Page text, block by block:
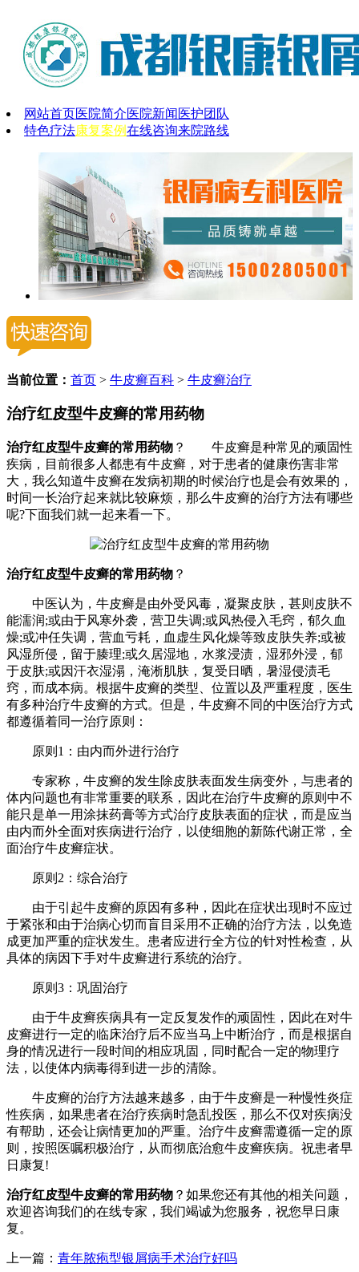
网站首页医院简介医院新闻 医护团队
特色疗法康复案例在线咨询来院路线
当前位置： 首页 > 牛皮癣百科 > 牛皮癣治疗
治疗红皮型牛皮癣的常用药物
治疗红皮型牛皮癣的常用药物 ？ 牛皮癣是种常见的顽固性
疾病，目前很多人都患有牛皮癣，对于患者的健康伤害非常
大，我么知道牛皮癣在发病初期的时候治疗也是会有效果的，
时间一长治疗起来就比较麻烦，那么牛皮癣的治疗方法有哪些
呢?下面我们就一起来看一下。
治疗红皮型牛皮癣的常用药物 ？
中医认为，牛皮癣是由外受风毒，凝聚皮肤，甚则皮肤不
能濡润;或由于风寒外袭，营卫失调;或风热侵入毛窍，郁久血
燥;或冲任失调，营血亏耗，血虚生风化燥等致皮肤失养;或被
风湿所侵，留于腠理;或久居湿地，水浆浸渍，湿邪外浸，郁
于皮肤;或因汗衣湿溻，淹淅肌肤，复受日晒，暑湿侵渍毛
窍，而成本病。根据牛皮癣的类型、位置以及严重程度，医生
有多种治疗牛皮癣的方式。但是，牛皮癣不同的中医治疗方式
都遵循着同一治疗原则：
原则1：由内而外进行治疗
专家称，牛皮癣的发生除皮肤表面发生病变外，与患者的
体内问题也有非常重要的联系，因此在治疗牛皮癣的原则中不
能只是单一用涂抹药膏等方式治疗皮肤表面的症状，而是应当
由内而外全面对疾病进行治疗，以使细胞的新陈代谢正常，全
面治疗牛皮癣症状。
原则2：综合治疗
由于引起牛皮癣的原因有多种，因此在症状出现时不应过
于紧张和由于治病心切而盲目采用不正确的治疗方法，以免造
成更加严重的症状发生。患者应进行全方位的针对性检查，从
具体的病因下手对牛皮癣进行系统的治疗。
原则3：巩固治疗
由于牛皮癣疾病具有一定反复发作的顽固性，因此在对牛
皮癣进行一定的临床治疗后不应当马上中断治疗，而是根据自
身的情况进行一段时间的相应巩固，同时配合一定的物理疗
法，以使体内病毒得到进一步的清除。
牛皮癣的治疗方法越来越多，由于牛皮癣是一种慢性炎症
性疾病，如果患者在治疗疾病时急乱投医，那么不仅对疾病没
有帮助，还会让病情更加的严重。治疗牛皮癣需遵循一定的原
则，按照医嘱积极治疗，从而彻底治愈牛皮癣疾病。祝患者早
日康复!
治疗红皮型牛皮癣的常用药物 ？如果您还有其他的相关问题，
欢迎咨询我们的在线专家，我们竭诚为您服务，祝您早日康
复。
上一篇： 青年脓疱型银屑病手术治疗好吗